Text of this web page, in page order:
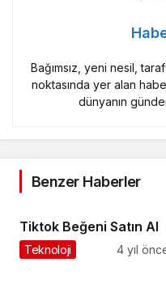
Bağımsız, yeni nesil,
noktasında yer alan
dünyanın
Benzer Haberler
Tiktok Beğeni Satın Al
Teknoloji 4 yıl